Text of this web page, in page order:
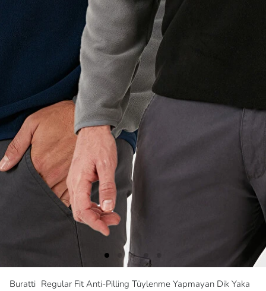
Buratti Regular Fit Anti-Pilling Tüylenme Yapmayan Dik Yaka